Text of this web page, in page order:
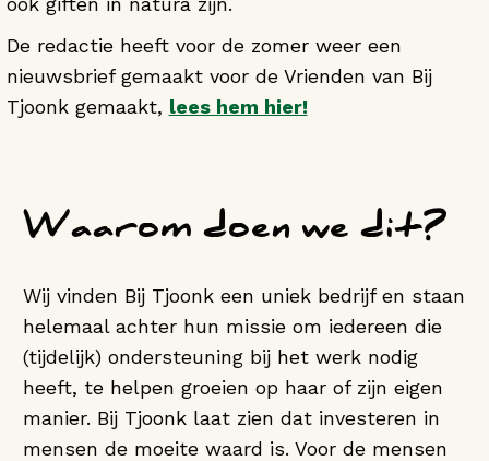
De redactie heeft voor de zomer weer een
nieuwsbrief gemaakt voor de Vrienden van Bij
Tjoonk gemaakt, lees hem hier!
Waarom doen we dit?
Wij vinden Bij Tjoonk een uniek bedrijf en staan
helemaal achter hun missie om iedereen die
(tijdelijk) ondersteuning bij het werk nodig
heeft, te helpen groeien op haar of zijn eigen
manier. Bij Tjoonk laat zien dat investeren in
mensen de moeite waard is. Voor de mensen